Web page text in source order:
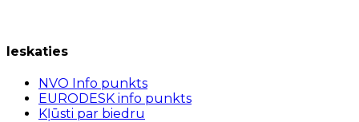
Ieskaties
NVO Info punkts
EURODESK info punkts
Kļūsti par biedru